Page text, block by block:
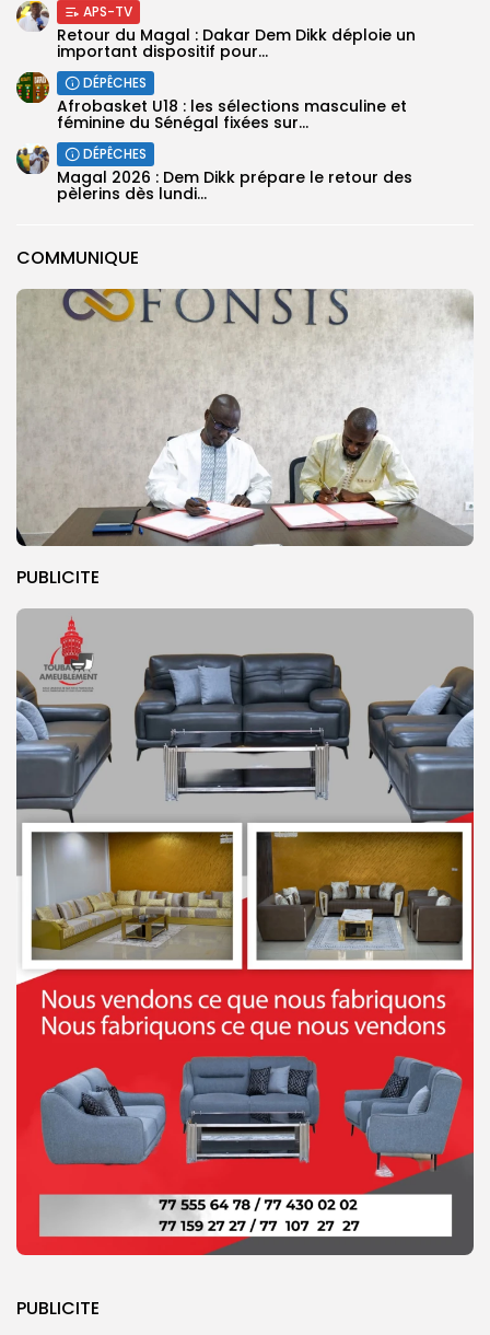
COMMUNIQUE
PUBLICITE
PUBLICITE
APS-TV
Retour du Magal : Dakar Dem Dikk déploie un
important dispositif pour...
DÉPÊCHES
‎Afrobasket U18 : les sélections masculine et
féminine du Sénégal fixées sur...
DÉPÊCHES
Magal 2026 : Dem Dikk prépare le retour des
pèlerins dès lundi...